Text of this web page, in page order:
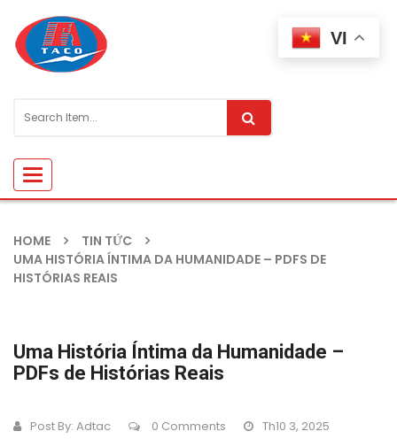
Toggle
navigation
HOME
TIN TỨC
UMA HISTÓRIA ÍNTIMA DA HUMANIDADE – PDFS DE
HISTÓRIAS REAIS
Uma História Íntima da Humanidade –
PDFs de Histórias Reais
Post By: Adtac 0 Comments Th10 3, 2025
VI